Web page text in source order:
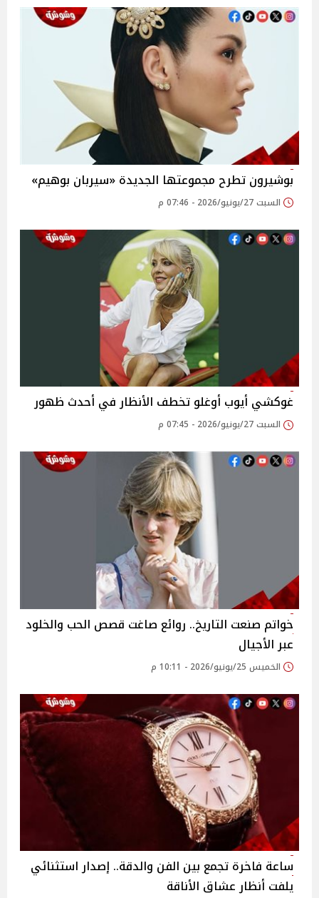
بوشيرون تطرح مجموعتها الجديدة «سيربان بوهيم»
السبت 27/يونيو/2026 - 07:46 م
غوكشي أيوب أوغلو تخطف الأنظار في أحدث ظهور
السبت 27/يونيو/2026 - 07:45 م
خواتم صنعت التاريخ.. روائع صاغت قصص الحب والخلود
عبر الأجيال
الخميس 25/يونيو/2026 - 10:11 م
ساعة فاخرة تجمع بين الفن والدقة.. إصدار استثنائي
يلفت أنظار عشاق الأناقة